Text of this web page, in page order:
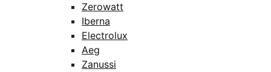
Zerowatt
Iberna
Electrolux
Aeg
Zanussi